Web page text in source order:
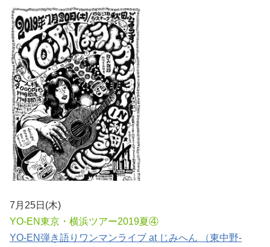
7月25日(木)
YO-EN東京・横浜ツアー2019夏④
YO-EN弾き語りワンマンライブ at じみへん （東中野-